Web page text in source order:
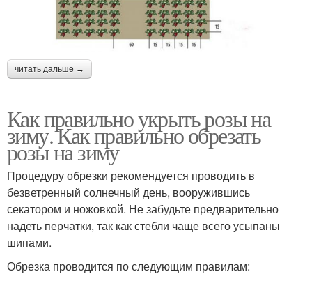
читать дальше →
Как правильно укрыть розы на
зиму. Как правильно обрезать
розы на зиму
Процедуру обрезки рекомендуется проводить в
безветренный солнечный день, вооружившись
секатором и ножовкой. Не забудьте предварительно
надеть перчатки, так как стебли чаще всего усыпаны
шипами.
Обрезка проводится по следующим правилам: